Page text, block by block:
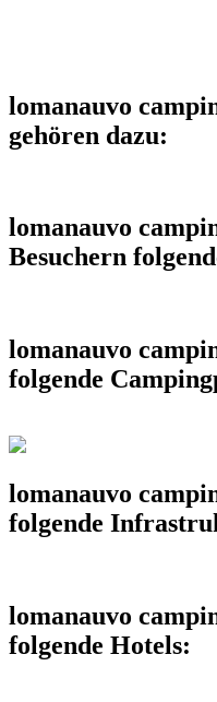
lomanauvo
gehören dazu:
lomanauvo
Besuchern
lomanauvo
folgende
lomanauvo
folgende
lomanauvo
folgende Hotels: